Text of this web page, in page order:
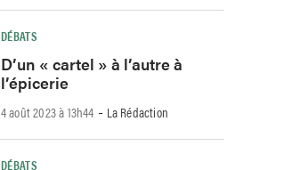
DÉBATS
D’un « cartel » à l’autre à
l’épicerie
4 août 2023 à 13h44 - La Rédaction
DÉBATS